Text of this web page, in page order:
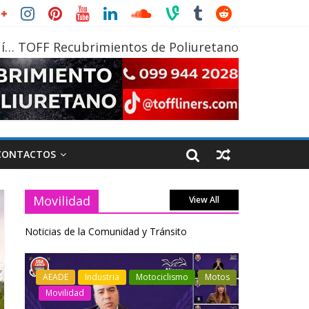
TOFF Recubrimientos de Poliuretano
Movilidad View All
Noticias de la Comunidad y Tránsito
Industria Movilidad
Transporte
Varios